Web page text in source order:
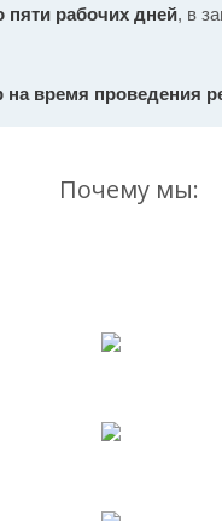
пяти рабочих дней, в
время проведения
Почему мы: